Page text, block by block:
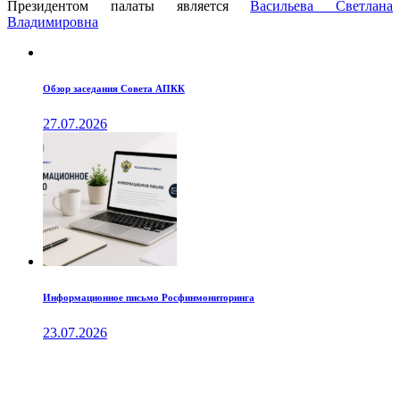
Президентом палаты являетсяВаcильева Светлана
Владимировна
Обзор заседания Совета АПКК
27.07.2026
Информационное письмо Росфинмониторинга
23.07.2026